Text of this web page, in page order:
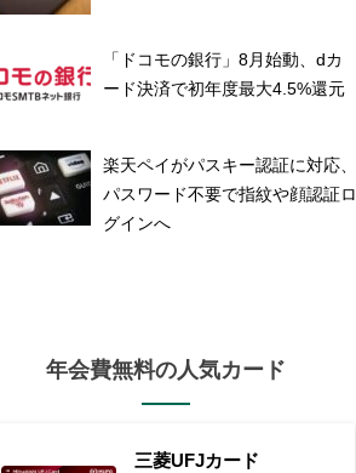
「ドコモの銀行」8月始動、dカ
ード決済で初年度最大4.5%還元
楽天ペイがパスキー認証に対応、
パスワード不要で指紋や顔認証ロ
グインへ
年会費無料の人気カード
三菱UFJカード